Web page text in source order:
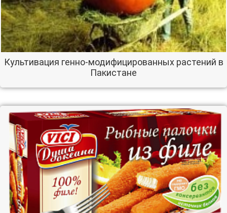
Культивация генно-модифицированных растений в
Пакистане